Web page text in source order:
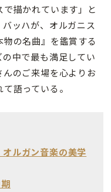
描かれています」と
ッハが、オルガニス
の名曲』を鑑賞する
中で最も満足してい
のご来場を心よりお
語っている。
ルガン音楽の美学